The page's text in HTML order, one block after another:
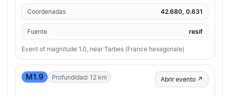
Coordenadas 42.680, 0.631
Fuente resif
Event of magnitude 1.0, near Tarbes (France hexagonale)
M1.9 Profundidad: 12 km Abrir evento ↗